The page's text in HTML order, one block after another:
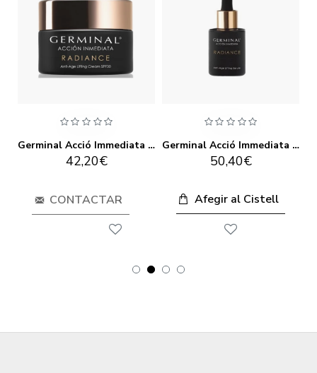
Germinal Acció Immediata Radiance 50ml
42,20€
CONTACTAR
Germinal Acció Immediata Radiance Serum 30ml
50,40€
Afegir al Cistell